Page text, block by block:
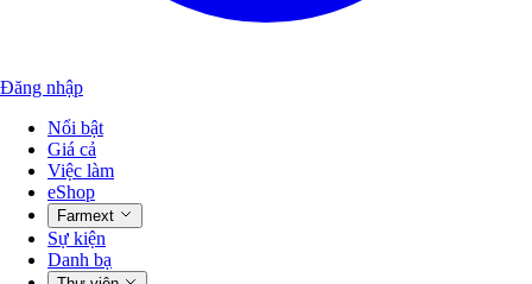
Đăng nhập
Nổi bật
Giá cả
Việc làm
eShop
Farmext
Sự kiện
Danh bạ